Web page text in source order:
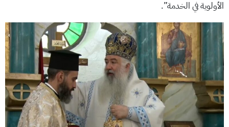
الأولوية في الخدمة”.